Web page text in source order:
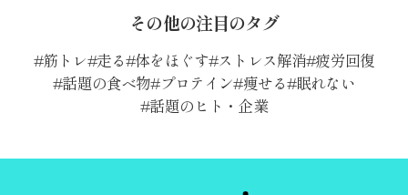
その他の注目のタグ
筋トレ 走る 体をほぐす ストレス解消 疲労回復
話題の食べ物 プロテイン 痩せる 眠れない
話題のヒト・企業